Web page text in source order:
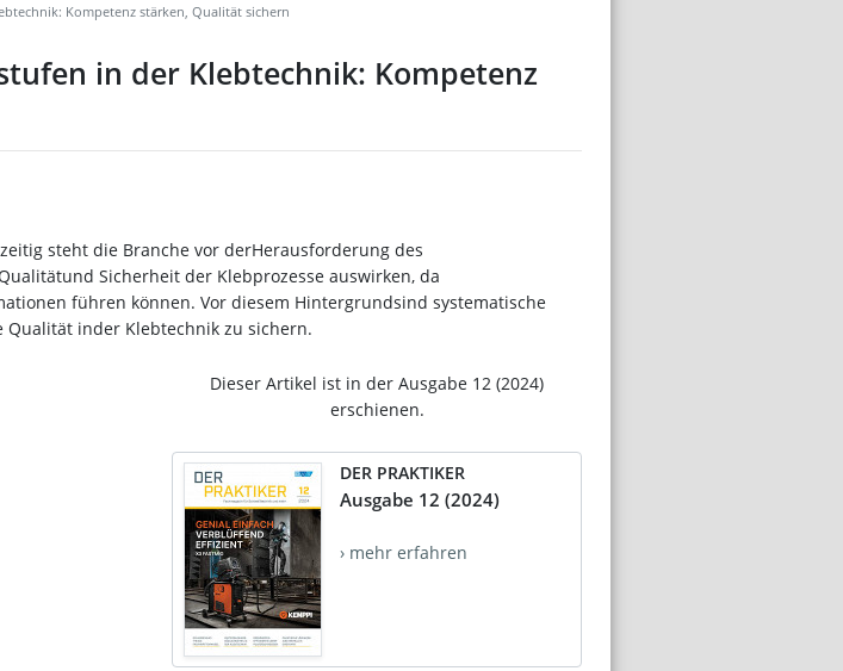
Kompetenz stärken, Qualität sichern
in der Klebtechnik: Kompetenz
steht die Branche vor derHerausforderung des
Sicherheit der Klebprozesse auswirken, da
führen können. Vor diesem Hintergrundsind systematische
inder Klebtechnik zu sichern.
Dieser Artikel ist in der Ausgabe 12 (2024)
erschienen.
DER PRAKTIKER
Ausgabe 12 (2024)
› mehr erfahren